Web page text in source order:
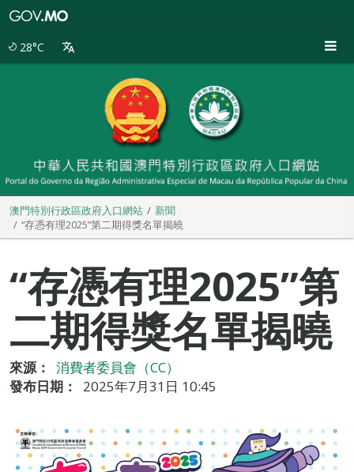
28°C
澳門特別行政區政府入口網站
新聞
“存憑有理2025”第二期得獎名單揭曉
“存憑有理2025”第
二期得獎名單揭曉
來源：
消費者委員會（CC）
發布日期：
2025年7月31日 10:45